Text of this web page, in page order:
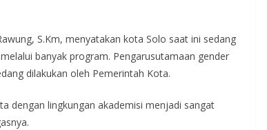
S.Km, menyatakan kota Solo saat ini sedang
banyak program. Pengarusutamaan gender
dilakukan oleh Pemerintah Kota.
dengan lingkungan akademisi menjadi sangat